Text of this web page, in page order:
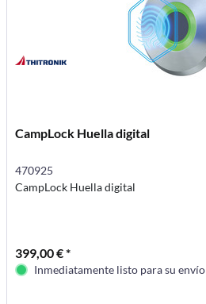
CampLock Huella digital
470925
CampLock Huella digital
399,00 € *
Inmediatamente listo para su envío